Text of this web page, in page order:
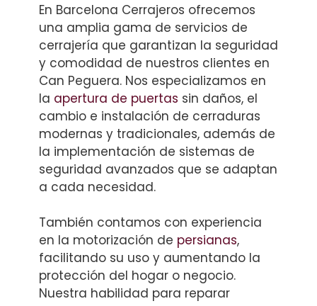
En Barcelona Cerrajeros ofrecemos
una amplia gama de servicios de
cerrajería que garantizan la seguridad
y comodidad de nuestros clientes en
Can Peguera. Nos especializamos en
la apertura de puertas sin daños, el
cambio e instalación de cerraduras
modernas y tradicionales, además de
la implementación de sistemas de
seguridad avanzados que se adaptan
a cada necesidad.
También contamos con experiencia
en la motorización de persianas,
facilitando su uso y aumentando la
protección del hogar o negocio.
Nuestra habilidad para reparar